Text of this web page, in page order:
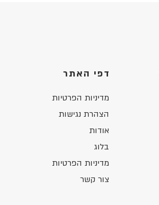
דפי האתר
מדיניות הפרטיות
הצהרת נגישות
אודות
בלוג
מדיניות הפרטיות
צור קשר